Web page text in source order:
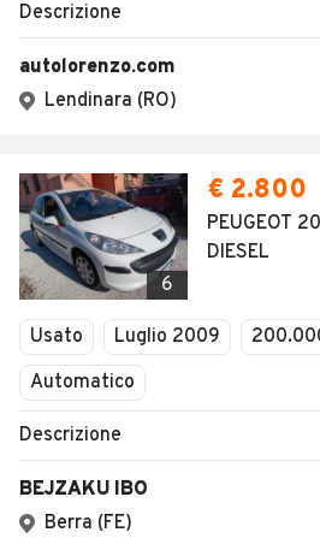
Descrizione
autolorenzo.com
Lendinara (RO)
6
€ 2.800
PEUGEOT
DIESEL
Usato Luglio 2009
Automatico
Descrizione
BEJZAKU IBO
Berra (FE)